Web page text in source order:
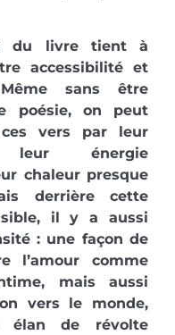
du livre tient à
accessibilité et
sans être
poésie, on peut
vers par leur
leur énergie
chaleur presque
derrière cette
il y a aussi
: une façon de
l’amour comme
mais aussi
vers le monde,
élan de révolte